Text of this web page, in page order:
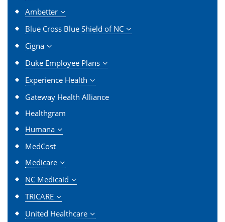
Ambetter
Blue Cross Blue Shield of NC
Cigna
Duke Employee Plans
Experience Health
Gateway Health Alliance
Healthgram
Humana
MedCost
Medicare
NC Medicaid
TRICARE
United Healthcare